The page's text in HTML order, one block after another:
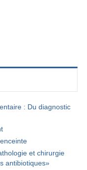
: Du diagnostic
et chirurgie
antibiotiques»